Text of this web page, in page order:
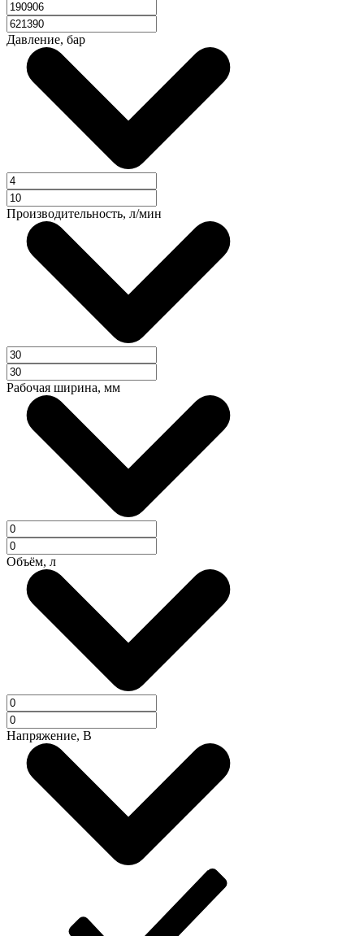
Давление, бар
Производительность, л/мин
Рабочая ширина, мм
Объём, л
Напряжение, В